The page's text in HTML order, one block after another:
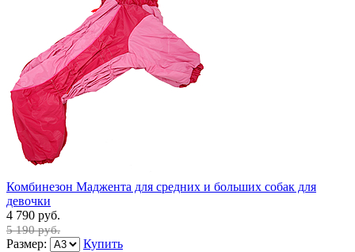
Комбинезон Маджента для средних и больших собак для
девочки
4 790 руб.
5 190 руб.
Размер: Купить